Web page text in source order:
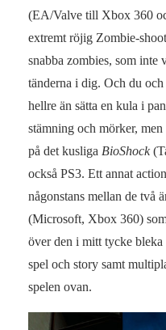
(EA/Valve till Xbox 360
extremt röjig Zombie-
snabba zombies, som inte
tänderna i dig. Och du
hellre än sätta en kula i
stämning och mörker,
på det kusliga BioShock
också PS3. Ett annat
någonstans mellan de två
(Microsoft, Xbox 360)
över den i mitt tycke bleka
spel och story samt
spelen ovan.